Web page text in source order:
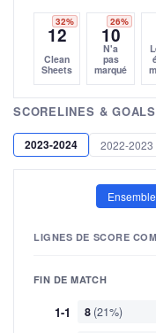
32%
12
Clean
Sheets
26%
10
N'a
pas
marqué
SCORELINES & GOALS
2023-2024 2022-2023
Ensemble
LIGNES DE SCORE
FIN DE MATCH
1-1 8 (21%)